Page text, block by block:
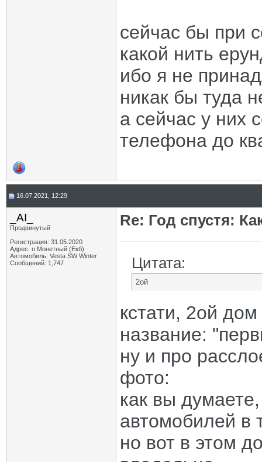
сейчас бы при
какой нить
ибо я не
никак бы туда
а сейчас у них
телефона до
16.07.2021, 12:29
_AI_
Продвинутый
Регистрация: 31.05.2020
Адрес: п.Монетный (Екб)
Автомобиль: Vesta SW Winter
Сообщений: 1,747
Re: Год спустя:
Цитата:
2ой
кстати, 2ой
название:
ну и про
фото:
как вы
автомобилей в
но вот в этом